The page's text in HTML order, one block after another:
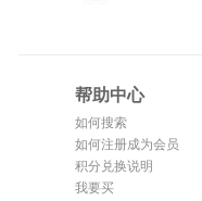
帮助中心
如何搜索
如何注册成为会员
积分兑换说明
我要买